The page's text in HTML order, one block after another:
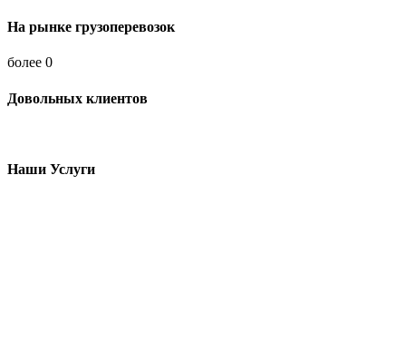
На рынке грузоперевозок
более 0
Довольных клиентов
Наши Услуги